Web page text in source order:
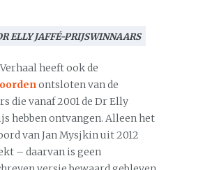
ELLY JAFFÉ-PRIJSWINNAARS
heeft ook de
ontsloten van de
die vanaf 2001 de Dr Elly
hebben ontvangen. Alleen het
van Jan Mysjkin uit 2012
– daarvan is geen